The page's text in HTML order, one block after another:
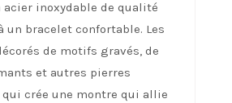
acier inoxydable de qualité
un bracelet confortable. Les
de motifs gravés, de
et autres pierres
qui crée une montre qui allie